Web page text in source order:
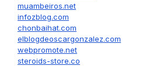
muambeiros.net
infozblog.com
chonbaihat.com
elblogdeoscargonzalez.com
webpromote.net
steroids-store.co